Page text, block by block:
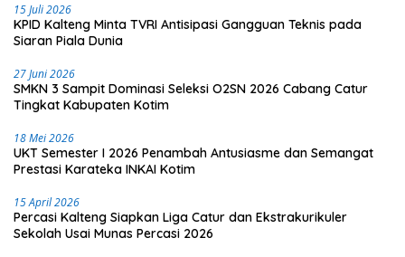
15 Juli 2026
KPID Kalteng Minta TVRI Antisipasi Gangguan Teknis pada
Siaran Piala Dunia
27 Juni 2026
SMKN 3 Sampit Dominasi Seleksi O2SN 2026 Cabang Catur
Tingkat Kabupaten Kotim
18 Mei 2026
UKT Semester I 2026 Penambah Antusiasme dan Semangat
Prestasi Karateka INKAI Kotim
15 April 2026
Percasi Kalteng Siapkan Liga Catur dan Ekstrakurikuler
Sekolah Usai Munas Percasi 2026